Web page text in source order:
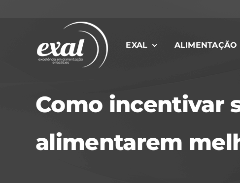
conteúdo
EXAL ALIMENTAÇÃO
Como incentivar
alimentarem